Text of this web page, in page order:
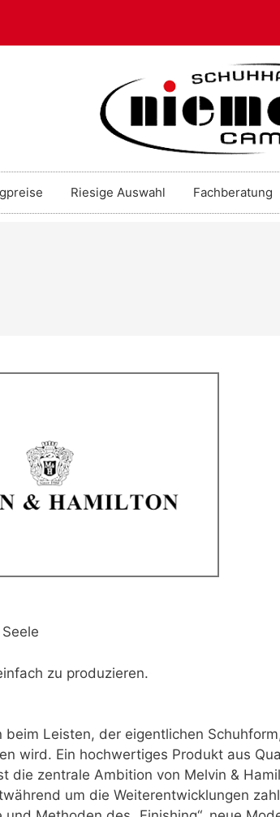
Riesige Auswahl Fachberatung
zu produzieren.
Leisten, der eigentlichen
wird. Ein hochwertiges Produkt aus
die zentrale Ambition von Melvin &
um die Weiterentwicklungen